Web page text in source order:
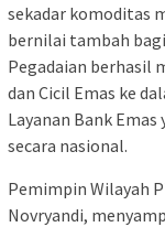
sekadar komoditas
bernilai tambah
Pegadaian berhasil
dan Cicil Emas ke
Layanan Bank
secara nasional.
Pemimpin Wilayah
Novryandi,